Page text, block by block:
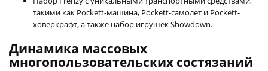
такими как Pockett-машина, Pockett-самолет и Pockett-
ховеркрафт, а также набор игрушек Showdown.
Динамика массовых
многопользовательских состязаний